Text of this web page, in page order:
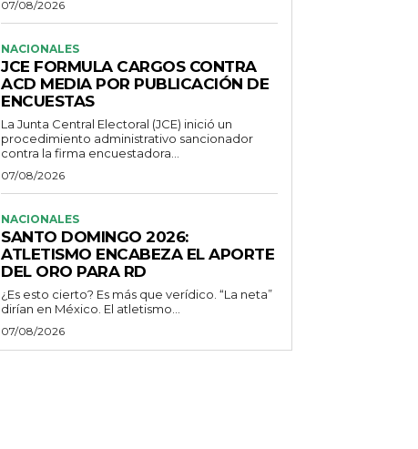
07/08/2026
NACIONALES
JCE FORMULA CARGOS CONTRA
ACD MEDIA POR PUBLICACIÓN DE
ENCUESTAS
La Junta Central Electoral (JCE) inició un
procedimiento administrativo sancionador
contra la firma encuestadora...
07/08/2026
NACIONALES
SANTO DOMINGO 2026:
ATLETISMO ENCABEZA EL APORTE
DEL ORO PARA RD
¿Es esto cierto? Es más que verídico. “La neta”
dirían en México. El atletismo...
07/08/2026